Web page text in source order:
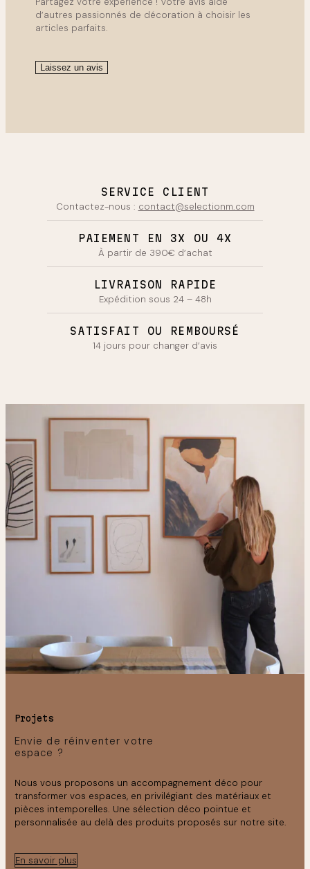
d’autres passionnés de décoration à choisir les
articles parfaits.
Laissez un avis
SERVICE CLIENT
Contactez-nous : contact@selectionm.com
PAIEMENT EN 3X OU 4X
À partir de 390€ d’achat
LIVRAISON RAPIDE
Expédition sous 24 – 48h
SATISFAIT OU REMBOURSÉ
14 jours pour changer d’avis
Projets
Envie de réinventer votre
espace ?
Nous vous proposons un accompagnement déco pour
transformer vos espaces, en privilégiant des matériaux et
pièces intemporelles. Une sélection déco pointue et
personnalisée au delà des produits proposés sur notre site.
En savoir plus